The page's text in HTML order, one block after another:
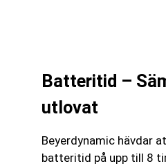
Batteritid –
utlovat
Beyerdynamic hävdar
batteritid på upp till 8